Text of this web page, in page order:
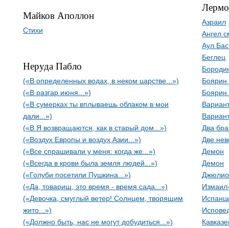
Майков Аполлон
Стихи
Неруда Пабло
(«В определенных водах, в неком царстве...»)
(«В разгар июня...»)
(«В сумерках ты вплываешь облаком в мои
дали...»)
(«В Я возвращаются, как в старый дом...»)
(«Воздух Европы и воздух Азии...»)
(«Все спрашивали у меня: когда же...»)
(«Всегда в крови была земля людей...»)
(«Голуби посетили Пушкина...»)
(«Да, товарищ, это время - время сада...»)
(«Девочка, смуглый ветер! Солнцем, творящим
жито...»)
(«Должно быть, нас не могут добудиться...»)
Азраил
Ангел
Аул
Беглец
Два
Две
Демон
Демон
Джюлио